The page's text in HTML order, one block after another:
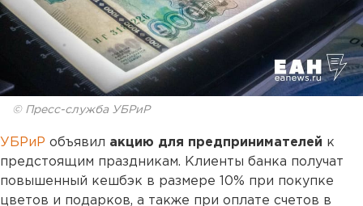
© Пресс-служба УБРиР
УБРиР объявил акцию для предпринимателей к
предстоящим праздникам. Клиенты банка получат
повышенный кешбэк в размере 10% при покупке
цветов и подарков, а также при оплате счетов в